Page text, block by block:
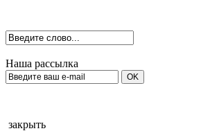
Наша рассылка
закрыть